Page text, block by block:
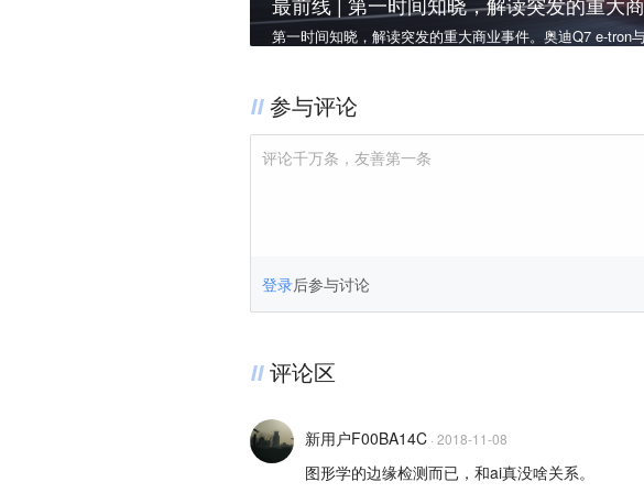
第一时间知晓，解读突发的重大商业事件。奥迪Q7 e-tron
参与评论
评论千万条，友善第一条
登录后参与讨论
评论区
新用户F00BA14C · 2018-11-08
图形学的边缘检测而已，和ai真没啥关系。